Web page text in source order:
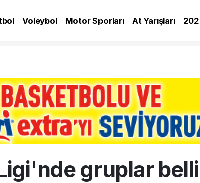
Voleybol Motor Sporları At Yarışları
gruplar